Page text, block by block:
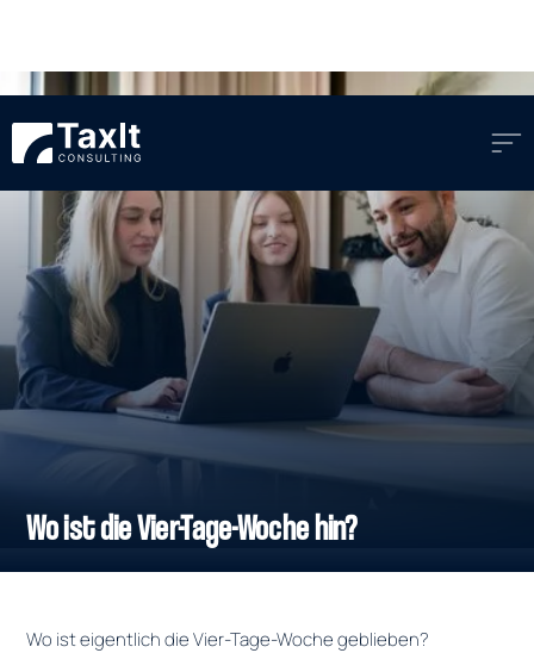
Wo ist die Vier-Tage-Woche hin?
Wo ist eigentlich die Vier-Tage-Woche geblieben?